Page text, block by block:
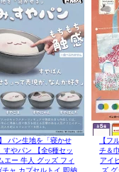
パン生地を「寝かせ
すやパン 【全6種セッ
エー 牛人 グッズ フィ
チャ カプセルトイ 即納
【フ
チ＆
アイ
ズ